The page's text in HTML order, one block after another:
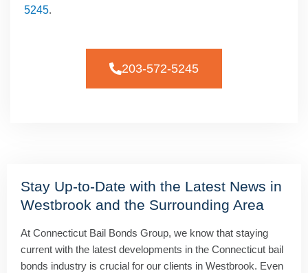
5245.
203-572-5245
Stay Up-to-Date with the Latest News in
Westbrook and the Surrounding Area
At Connecticut Bail Bonds Group, we know that staying
current with the latest developments in the Connecticut bail
bonds industry is crucial for our clients in Westbrook. Even